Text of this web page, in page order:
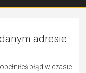
adresie
błąd w czasie